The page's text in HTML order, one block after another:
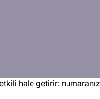
hale getirir: numaranız